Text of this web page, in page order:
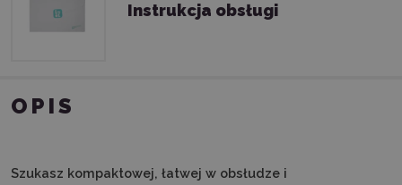
Instrukcja obsługi
OPIS
Szukasz kompaktowej, łatwej w obsłudze i